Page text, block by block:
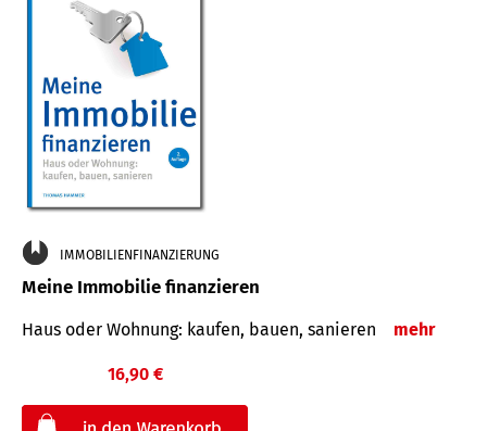
IMMOBILIENFINANZIERUNG
Meine Immobilie finanzieren
Haus oder Wohnung: kaufen, bauen, sanieren mehr
16,90 €